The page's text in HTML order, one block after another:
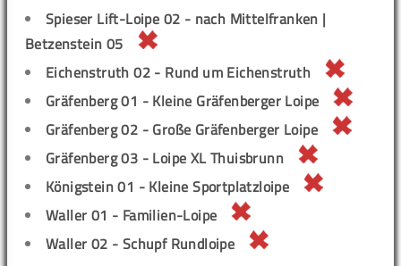
Spieser Lift-Loipe 02 - nach Mittelfranken |
Betzenstein 05
Eichenstruth 02 - Rund um Eichenstruth
Gräfenberg 01 - Kleine Gräfenberger Loipe
Gräfenberg 02 - Große Gräfenberger Loipe
Gräfenberg 03 - Loipe XL Thuisbrunn
Königstein 01 - Kleine Sportplatzloipe
Waller 01 - Familien-Loipe
Waller 02 - Schupf Rundloipe